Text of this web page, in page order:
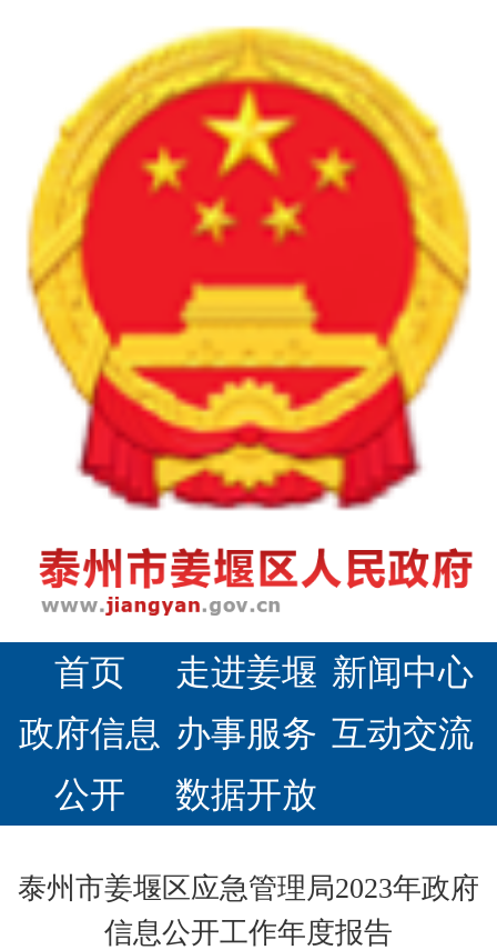
首页 走进姜堰 新闻中心
政府信息
公开
办事服务 互动交流
数据开放
泰州市姜堰区应急管理局2023年政府
信息公开工作年度报告